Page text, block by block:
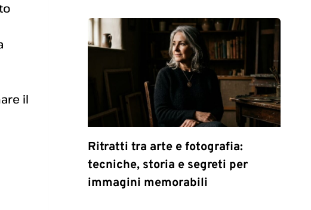
il
Ritratti tra arte e fotografia:
tecniche, storia e segreti per
immagini memorabili